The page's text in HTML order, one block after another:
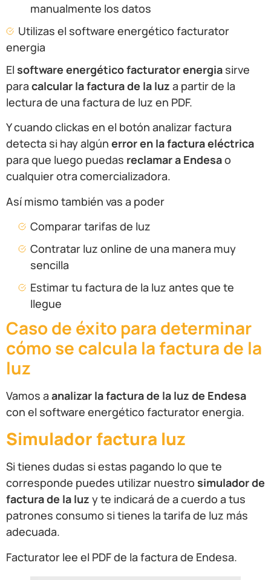
manualmente los datos
Utilizas el software energético facturator
energia
El software energético facturator energia sirve
para calcular la factura de la luz a partir de la
lectura de una factura de luz en PDF.
Y cuando clickas en el botón analizar factura
detecta si hay algún error en la factura eléctrica
para que luego puedas reclamar a Endesao
cualquier otra comercializadora.
Así mismo también vas a poder
Comparar tarifas de luz
Contratar luz online de una manera muy
sencilla
Estimar tu factura de la luz antes que te
llegue
Caso de éxito para determinar
cómo se calcula la factura de la
luz
Vamos a analizar la factura de la luz de Endesa
con el software energético facturator energia.
Simulador factura luz
Si tienes dudas si estas pagando lo que te
corresponde puedes utilizar nuestro simulador de
factura de la luz y te indicará de a cuerdo a tus
patrones consumo si tienes la tarifa de luz más
adecuada.
Facturator lee el PDF de la factura de Endesa.